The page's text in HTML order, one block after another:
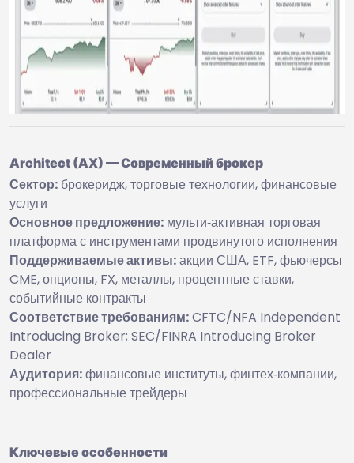
Architect (AX) — Современный брокер
Сектор: брокеридж, торговые технологии, финансовые
услуги
Основное предложение: мульти‑активная торговая
платформа с инструментами продвинутого исполнения
Поддерживаемые активы:акции США, ETF, фьючерсы
CME, опционы, FX, металлы, процентные ставки,
событийные контракты
Соответствие требованиям:CFTC/NFA Independent
Introducing Broker; SEC/FINRA Introducing Broker
Dealer
Аудитория:финансовые институты, финтех‑компании,
профессиональные трейдеры
Ключевые особенности